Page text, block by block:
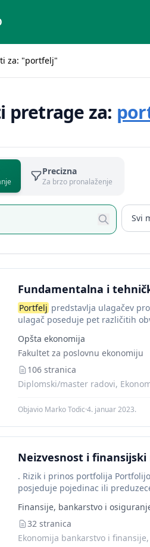
za: "portfelj"
pretrage za:
Precizna
Za brzo pronalaženje
Svi
Fundamentalna i
Portfelj predstavlja ulagačev
ulagač poseduje pet različitih
Opšta ekonomija
Fakultet za poslovnu ekonomiju
106 stranica
Diplomski/master radovi,
Objavio Marko Todic·4. januar 2023.
Neizvesnost i
. Rizik i prinos portfolija
posjeduje pojedinac ili
Finansije, bankarstvo i
32 stranica
Ekonomija bankarstvo i